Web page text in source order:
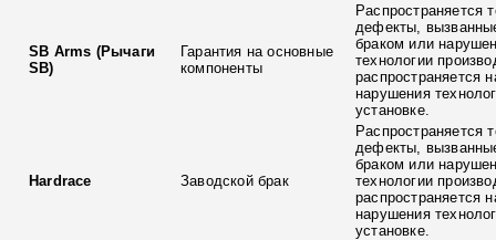
SB Arms (Рычаги
SB)
Гарантия на основные
компоненты
Распространяется
дефекты,
браком или
технологии
распространяется
нарушения
установке.
Hardrace Заводской брак
Распространяется
дефекты,
браком или
технологии
распространяется
нарушения
установке.